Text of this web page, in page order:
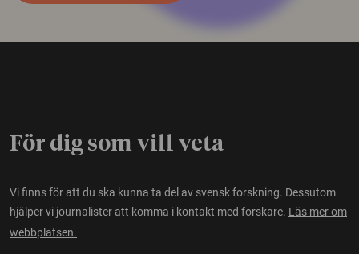
För dig som vill veta
Vi finns för att du ska kunna ta del av svensk forskning. Dessutom
hjälper vi journalister att komma i kontakt med forskare. Läs mer om
webbplatsen.